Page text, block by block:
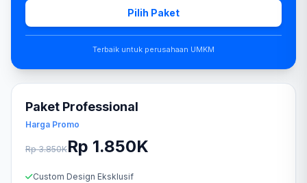
Pilih Paket
Terbaik untuk perusahaan UMKM
Paket Professional
Harga Promo
Rp 3.850KRp 1.850K
Custom Design Eksklusif